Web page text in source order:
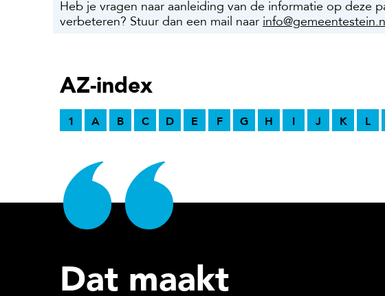
Heb je vragen naar aanleiding van de informatie op deze
verbeteren? Stuur dan een mail naar
AZ-index
1 A B C D E F G H I J K L
Dat maakt